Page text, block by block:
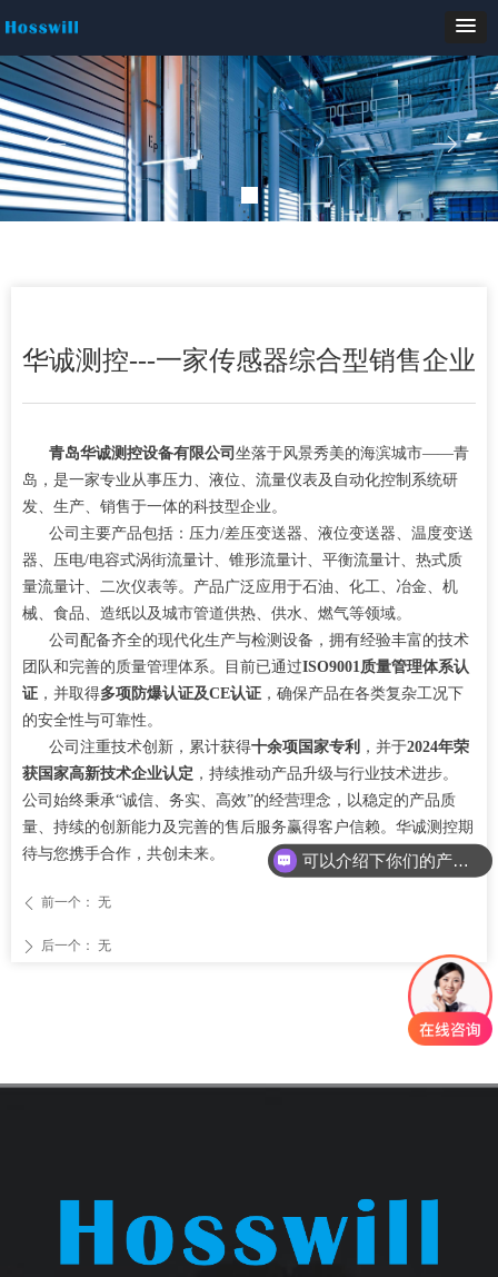
华诚测控---一家传感器综合型销售企业
青岛华诚测控设备有限公司 坐落于风景秀美的海滨城市——青
岛，是一家专业从事压力、液位、流量仪表及自动化控制系统研
发、生产、销售于一体的科技型企业。
公司主要产品包括：压力/差压变送器、液位变送器、温度变送
器、压电/电容式涡街流量计、锥形流量计、平衡流量计、热式质
量流量计、二次仪表等。产品广泛应用于石油、化工、冶金、机
械、食品、造纸以及城市管道供热、供水、燃气等领域。
公司配备齐全的现代化生产与检测设备，拥有经验丰富的技术
团队和完善的质量管理体系。目前已通过ISO9001质量管理体系认
证 ，并取得多项防爆认证及CE认证 ，确保产品在各类复杂工况下
的安全性与可靠性。
公司注重技术创新，累计获得十余项国家专利 ，并于2024年荣
获国家高新技术企业认定 ，持续推动产品升级与行业技术进步。
公司始终秉承“诚信、务实、高效”的经营理念，以稳定的产品质
量、持续的创新能力及完善的售后服务赢得客户信赖。华诚测控期
待与您携手合作，共创未来。
ꄴ 前一个： 无
ꄲ 后一个： 无
ꂃ ꁹ
可以介绍下你们的产品么